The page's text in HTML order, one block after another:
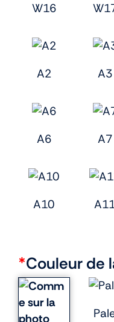
W16
A2 A3
A6 A7
A10
*Couleur de